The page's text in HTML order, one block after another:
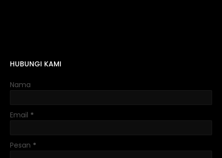
HUBUNGI KAMI
Nama
Email *
Pesan *